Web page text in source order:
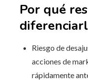
Por qué
Riesgo de
acciones de
rápidamente